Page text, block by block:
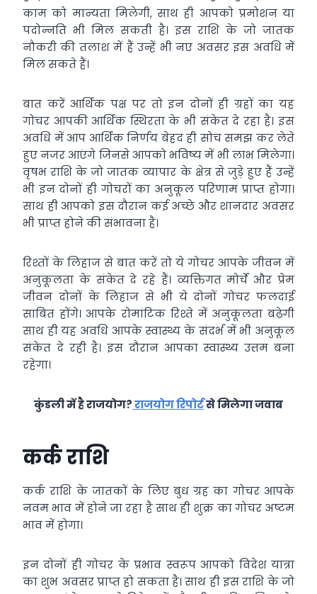
काम को मान्यता मिलेगी, साथ ही आपको प्रमोशन या
पदोन्नति भी मिल सकती है। इस राशि के जो जातक
नौकरी की तलाश में हैं उन्हें भी नए अवसर इस अवधि में
मिल सकते हैं।
बात करें आर्थिक पक्ष पर तो इन दोनों ही ग्रहों का यह
गोचर आपकी आर्थिक स्थिरता के भी संकेत दे रहा है। इस
अवधि में आप आर्थिक निर्णय बेहद ही सोच समझ कर लेते
हुए नजर आएंगे जिनसे आपको भविष्य में भी लाभ मिलेगा।
वृषभ राशि के जो जातक व्यापार के क्षेत्र से जुड़े हुए हैं उन्हें
भी इन दोनों ही गोचरों का अनुकूल परिणाम प्राप्त होगा।
साथ ही आपको इस दौरान कई अच्छे और शानदार अवसर
भी प्राप्त होने की संभावना है।
रिश्तों के लिहाज से बात करें तो ये गोचर आपके जीवन में
अनुकूलता के संकेत दे रहे हैं। व्यक्तिगत मोर्चे और प्रेम
जीवन दोनों के लिहाज से भी ये दोनों गोचर फलदाई
साबित होंगे। आपके रोमांटिक रिश्ते में अनुकूलता बढ़ेगी
साथ ही यह अवधि आपके स्वास्थ्य के संदर्भ में भी अनुकूल
संकेत दे रही है। इस दौरान आपका स्वास्थ्य उत्तम बना
रहेगा।
कुंडली में है राजयोग?राजयोग रिपोर्टसे मिलेगा जवाब
कर्क राशि
कर्क राशि के जातकों के लिए बुध ग्रह का गोचर आपके
नवम भाव में होने जा रहा है साथ ही शुक्र का गोचर अष्टम
भाव में होगा।
इन दोनों ही गोचर के प्रभाव स्वरूप आपको विदेश यात्रा
का शुभ अवसर प्राप्त हो सकता है। साथ ही इस राशि के जो